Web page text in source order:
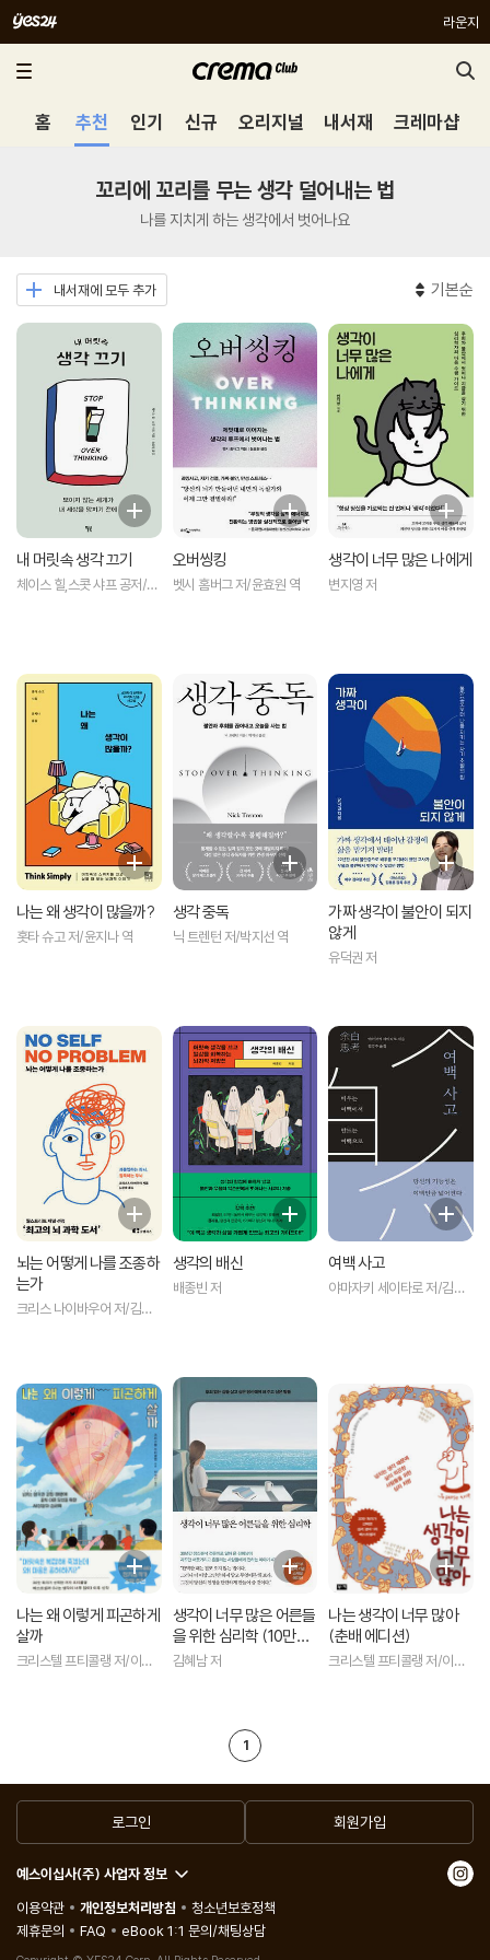
라운지
홈 추천 인기 신규 오리지널 내서재 크레마샵
꼬리에 꼬리를 무는 생각 덜어내는 법
나를 지치게 하는 생각에서 벗어나요
내서재에 모두 추가 기본순
내 머릿속 생각 끄기
체이스 힐,스콧 샤프 공저/송
오버씽킹
벳시 홈버그 저/윤효원 역
생각이 너무 많은 나에게
변지영 저
나는 왜 생각이 많을까?
홋타 슈고 저/윤지나 역
생각 중독
닉 트렌턴 저/박지선 역
가짜 생각이 불안이 되지
않게
유덕권 저
뇌는 어떻게 나를 조종하
는가
크리스 나이바우어 저/김윤
생각의 배신
배종빈 저
여백 사고
야마자키 세이타로 저/김영
나는 왜 이렇게 피곤하게
살까
크리스텔 프티콜랭 저/이세
생각이 너무 많은 어른들
을 위한 심리학 (10만부
돌파 기념 스페셜 에디
김혜남 저
나는 생각이 너무 많아
(춘배 에디션)
크리스텔 프티콜랭 저/이세
1
로그인 회원가입
예스이십사(주) 사업자 정보
이용약관
개인정보처리방침
청소년보호정책
제휴문의
FAQ eBook 1:1 문의/채팅상담